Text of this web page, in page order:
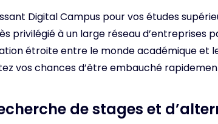
Digital Campus pour vos études
privilégié à un large réseau d’entreprises
étroite entre le monde académique et
vos chances d’être embauché
de stages et